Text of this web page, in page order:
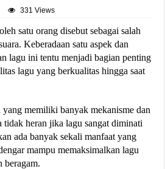
331 Views
satu orang disebut sebagai salah
Keberadaan satu aspek dan
lagu ini tentu menjadi bagian penting
lagu yang berkualitas hingga saat
yang memiliki banyak mekanisme dan
tidak heran jika lagu sangat diminati
ada banyak sekali manfaat yang
mampu memaksimalkan lagu
beragam.